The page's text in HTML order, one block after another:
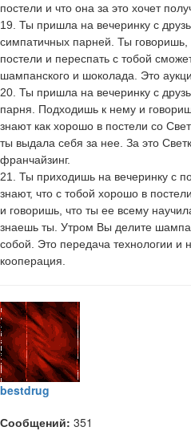
постели и что она за это хочет
19. Ты пришла на вечеринку с
симпатичных парней. Ты говоришь,
постели и переспать с тобой
шампанского и шоколада. Это
20. Ты пришла на вечеринку с
парня. Подходишь к нему и
знают как хорошо в постели со
ты выдала себя за нее. За это
франчайзинг.
21. Ты приходишь на вечеринку с
знают, что с тобой хорошо в
и говоришь, что ты ее всему
знаешь ты. Утром Вы делите
собой. Это передача технологии и
кооперация.
bestdrug
Сообщений: 351